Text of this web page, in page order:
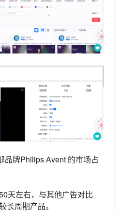
品牌Philips Avent 的市场占
天左右，与其他广告对比
长周期产品。